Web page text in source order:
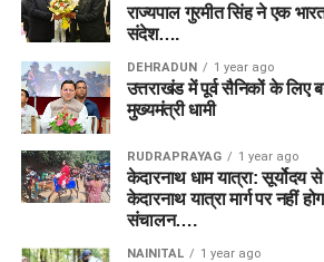
राज्यपाल गुरमीत सिंह ने एक
संदेश….
DEHRADUN 1 year ago
उत्तराखंड में पूर्व सैनिकों के लिए
मुख्यमंत्री धामी
RUDRAPRAYAG 1 year ago
केदारनाथ धाम यात्रा: सूर्योदय
केदारनाथ यात्रा मार्ग पर नहीं
संचालन….
NAINITAL 1 year ago